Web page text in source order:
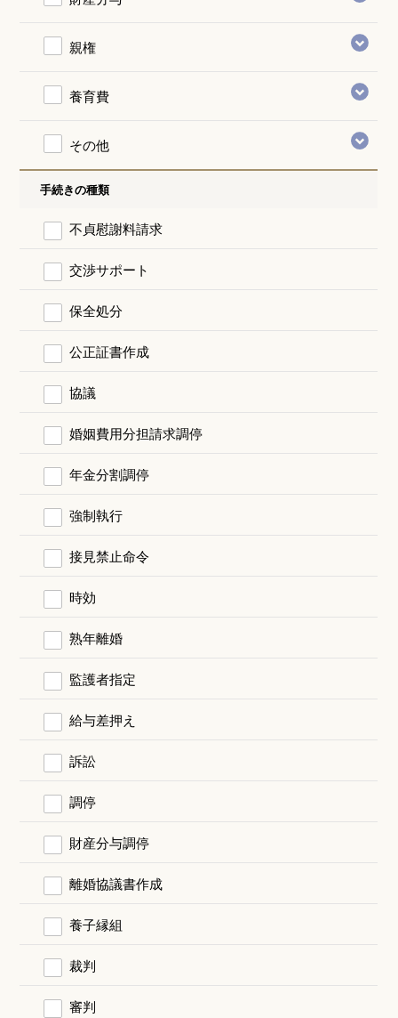
親権
養育費
その他
手続きの種類
不貞慰謝料請求
交渉サポート
保全処分
公正証書作成
協議
婚姻費用分担請求調停
年金分割調停
強制執行
接見禁止命令
時効
熟年離婚
監護者指定
給与差押え
訴訟
調停
財産分与調停
離婚協議書作成
養子縁組
裁判
審判